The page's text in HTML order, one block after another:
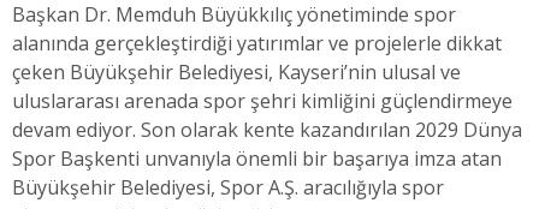
Başkan Dr. Memduh Büyükkılıç yönetiminde spor
alanında gerçekleştirdiği yatırımlar ve projelerle dikkat
çeken Büyükşehir Belediyesi, Kayseri’nin ulusal ve
uluslararası arenada spor şehri kimliğini güçlendirmeye
devam ediyor. Son olarak kente kazandırılan 2029 Dünya
Spor Başkenti unvanıyla önemli bir başarıya imza atan
Büyükşehir Belediyesi, Spor A.Ş. aracılığıyla spor